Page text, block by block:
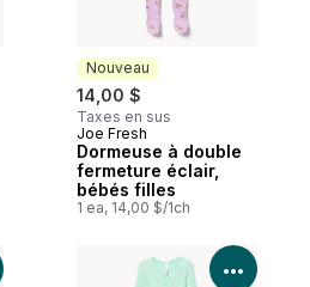
Nouveau
14,00 $
Taxes en sus
Nouveau
Joe Fresh
Dormeuse à double
fermeture éclair,
bébés filles
1 ea, 14,00 $/1ch
Voir les détails du produit Voir